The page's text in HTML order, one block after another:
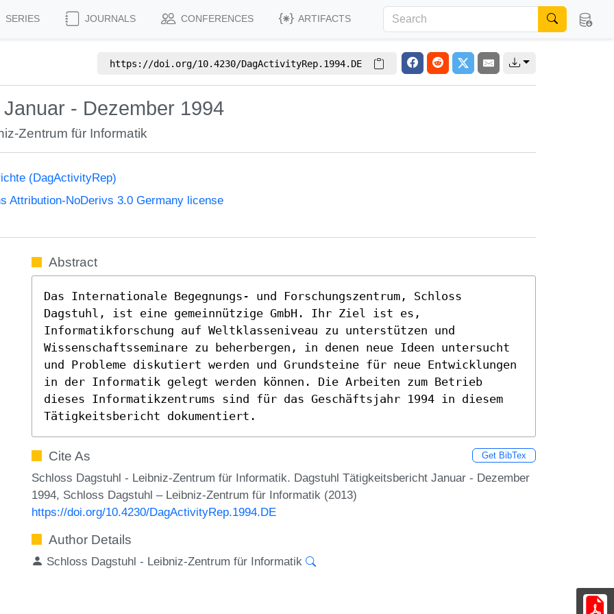
SERIES JOURNALS CONFERENCES ARTIFACTS
https://doi.org/10.4230/DagActivityRep.1994.DE
- Dezember 1994
Zentrum für Informatik
(DagActivityRep)
Attribution-NoDerivs 3.0 Germany license
Abstract
Das Internationale Begegnungs- und Forschungszentrum, Schloss
Dagstuhl, ist eine gemeinnützige GmbH. Ihr Ziel ist es,
Informatikforschung auf Weltklasseniveau zu unterstützen und
Wissenschaftsseminare zu beherbergen, in denen neue Ideen untersucht
und Probleme diskutiert werden und Grundsteine für neue Entwicklungen
in der Informatik gelegt werden können. Die Arbeiten zum Betrieb
dieses Informatikzentrums sind für das Geschäftsjahr 1994 in diesem
Tätigkeitsbericht dokumentiert.
Cite As Get BibTex
Schloss Dagstuhl - Leibniz-Zentrum für Informatik. Dagstuhl Tätigkeitsbericht Januar - Dezember
1994, Schloss Dagstuhl – Leibniz-Zentrum für Informatik (2013)
https://doi.org/10.4230/DagActivityRep.1994.DE
Author Details
Schloss Dagstuhl - Leibniz-Zentrum für Informatik